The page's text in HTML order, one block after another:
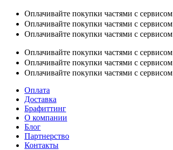
Оплачивайте покупки частями с сервисом
Оплачивайте покупки частями с сервисом
Оплачивайте покупки частями с сервисом
Оплачивайте покупки частями с сервисом
Оплачивайте покупки частями с сервисом
Оплачивайте покупки частями с сервисом
Оплата
Доставка
Брафиттинг
О компании
Блог
Партнерство
Контакты